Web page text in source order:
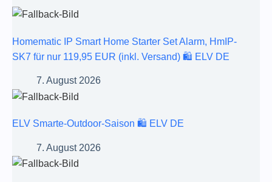
Homematic IP Smart Home Starter Set Alarm, HmIP-
SK7 für nur 119,95 EUR (inkl. Versand) 🛍️ ELV DE
7. August 2026
ELV Smarte-Outdoor-Saison 🛍️ ELV DE
7. August 2026